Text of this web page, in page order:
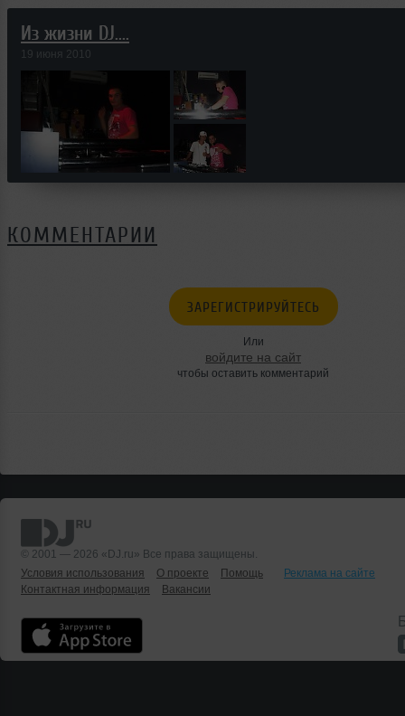
Из жизни DJ....
19 июня 2010
КОММЕНТАРИИ
ЗАРЕГИСТРИРУЙТЕСЬ
Или
войдите на сайт
чтобы оставить комментарий
© 2001 — 2026 «DJ.ru» Все права защищены.
Условия использования
О проекте Помощь
Реклама на сайте
Контактная информация
Вакансии